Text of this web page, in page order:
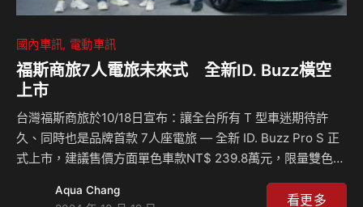
國內車訊 電動車訊
福斯商旅7人電旅未來式 全新ID. Buzz橫空
上市
台灣福斯商旅於10/18日宣布：讓全台所有 T 型車迷期待許
久、同時也是品牌首款 7人座電旅 — 全新 ID. Buzz Pro S 正
式上市，建議售價方面單色車款NT$ 239.8萬元，限量雙色車
期間至12月底早享價8.8萬），而這款福斯商旅 Bulli 家族的最
Aqua Chang
看更多